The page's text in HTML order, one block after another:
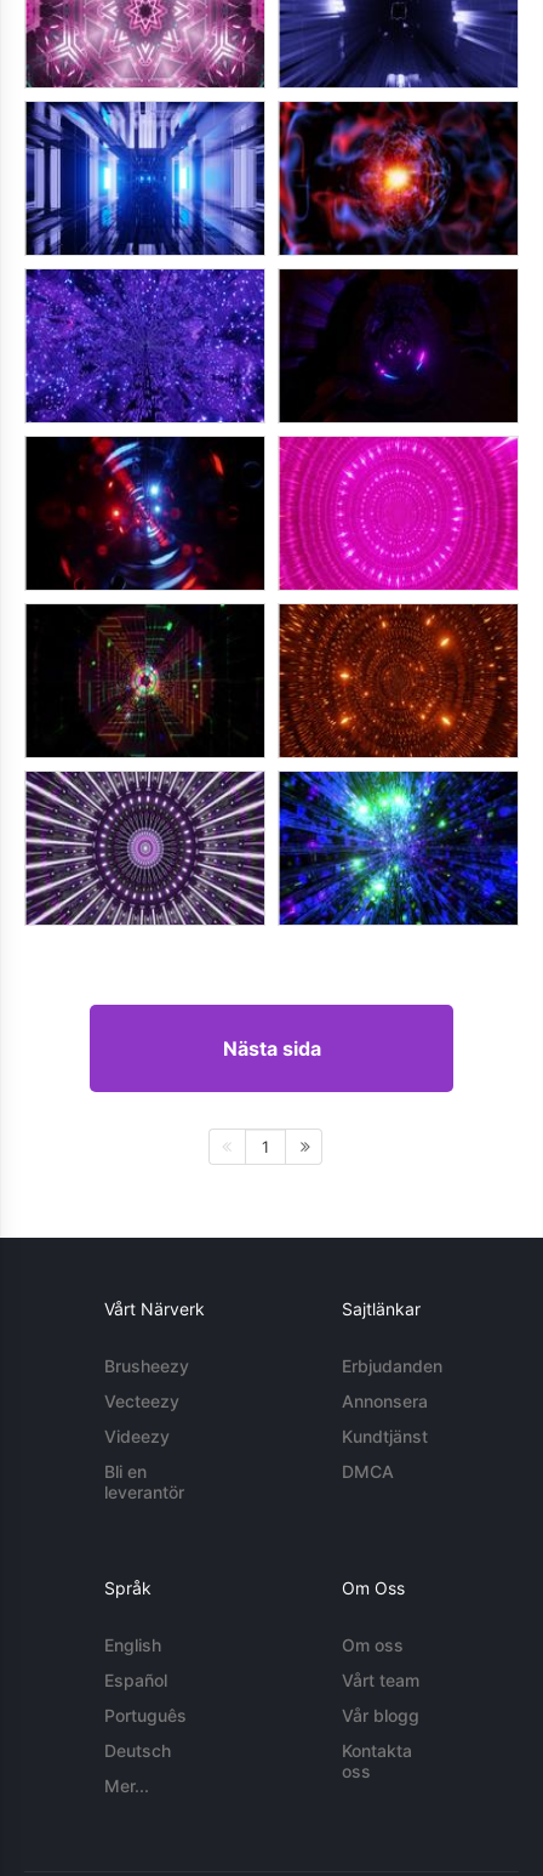
Nästa sida
1
Vårt Närverk
Brusheezy
Vecteezy
Videezy
Bli en
leverantör
Sajtlänkar
Erbjudanden
Annonsera
Kundtjänst
DMCA
Språk
English
Español
Português
Deutsch
Mer...
Om Oss
Om oss
Vårt team
Vår blogg
Kontakta
oss